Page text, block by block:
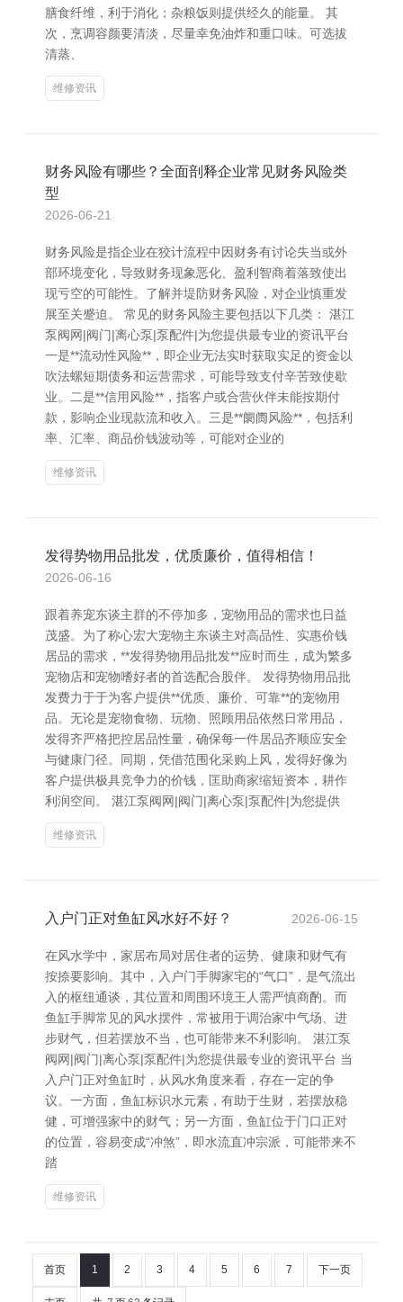
膳食纤维，利于消化；杂粮饭则提供经久的能量。 其
次，烹调容颜要清淡，尽量幸免油炸和重口味。可选拔
清蒸、
维修资讯
财务风险有哪些？全面剖释企业常见财务风险类
型
2026-06-21
财务风险是指企业在狡计流程中因财务有讨论失当或外
部环境变化，导致财务现象恶化、盈利智商着落致使出
现亏空的可能性。了解并堤防财务风险，对企业慎重发
展至关蹙迫。 常见的财务风险主要包括以下几类： 湛江
泵阀网|阀门|离心泵|泵配件|为您提供最专业的资讯平台
一是**流动性风险**，即企业无法实时获取实足的资金以
吹法螺短期债务和运营需求，可能导致支付辛苦致使歇
业。二是**信用风险**，指客户或合营伙伴未能按期付
款，影响企业现款流和收入。三是**阛阓风险**，包括利
率、汇率、商品价钱波动等，可能对企业的
维修资讯
发得势物用品批发，优质廉价，值得相信！
2026-06-16
跟着养宠东谈主群的不停加多，宠物用品的需求也日益
茂盛。为了称心宏大宠物主东谈主对高品性、实惠价钱
居品的需求，**发得势物用品批发**应时而生，成为繁多
宠物店和宠物嗜好者的首选配合股伴。 发得势物用品批
发费力于于为客户提供**优质、廉价、可靠**的宠物用
品。无论是宠物食物、玩物、照顾用品依然日常用品，
发得齐严格把控居品性量，确保每一件居品齐顺应安全
与健康门径。同期，凭借范围化采购上风，发得好像为
客户提供极具竞争力的价钱，匡助商家缩短资本，耕作
利润空间。 湛江泵阀网|阀门|离心泵|泵配件|为您提供
维修资讯
入户门正对鱼缸风水好不好？ 2026-06-15
在风水学中，家居布局对居住者的运势、健康和财气有
按捺要影响。其中，入户门手脚家宅的“气口”，是气流出
入的枢纽通谈，其位置和周围环境王人需严慎商酌。而
鱼缸手脚常见的风水摆件，常被用于调治家中气场、进
步财气，但若摆放不当，也可能带来不利影响。 湛江泵
阀网|阀门|离心泵|泵配件|为您提供最专业的资讯平台 当
入户门正对鱼缸时，从风水角度来看，存在一定的争
议。一方面，鱼缸标识水元素，有助于生财，若摆放稳
健，可增强家中的财气；另一方面，鱼缸位于门口正对
的位置，容易变成“冲煞”，即水流直冲宗派，可能带来不
踏
维修资讯
首页 1 2 3 4 5 6 7 下一页